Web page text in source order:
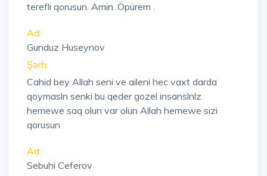
terefli qorusun. Amin. Öpürem .
Ad:
Gunduz Huseynov
Şərh:
Cahid bey Allah seni ve aileni hec vaxt darda
qoymasln senki bu qeder gozel insanslnlz
hemewe saq olun var olun Allah hemewe sizi
qorusun
Ad:
Sebuhi Ceferov